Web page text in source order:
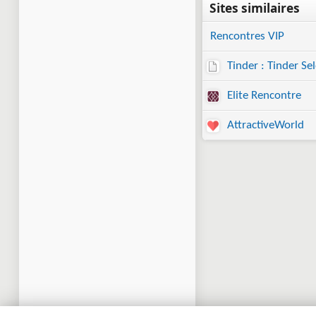
Rencontres VIP
Tinder : Tinder
Elite Rencontre
AttractiveWorld